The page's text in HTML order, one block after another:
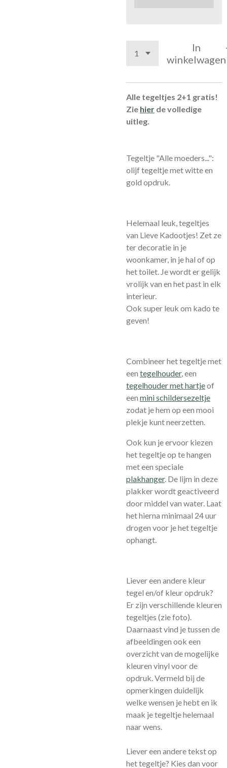
In
winkelwagen
Alle tegeltjes 2+1 gratis!
Zie hier de volledige
uitleg.
Tegeltje "Alle moeders...":
olijf tegeltje met witte en
gold opdruk.
Helemaal leuk, tegeltjes
van Lieve Kadootjes! Zet ze
ter decoratie in je
woonkamer, in je hal of op
het toilet. Je wordt er gelijk
vrolijk van en het past in elk
interieur.
Ook super leuk om kado te
geven!
Combineer het tegeltje met
een tegelhouder, een
tegelhouder met hartjeof
een mini schildersezeltje
zodat je hem op een mooi
plekje kunt neerzetten.
Ook kun je ervoor kiezen
het tegeltje op te hangen
met een speciale
plakhanger. De lijm in deze
plakker wordt geactiveerd
door middel van water. Laat
het hierna minimaal 24 uur
drogen voor je het tegeltje
ophangt.
Liever een andere kleur
tegel en/of kleur opdruk?
Er zijn verschillende kleuren
tegeltjes (zie foto).
Daarnaast vind je tussen de
afbeeldingen ook een
overzicht van de mogelijke
kleuren vinyl voor de
opdruk. Vermeld bij de
opmerkingen duidelijk
welke wensen je hebt en ik
maak je tegeltje helemaal
naar wens.
Liever een andere tekst op
het tegeltje? Kies dan voor